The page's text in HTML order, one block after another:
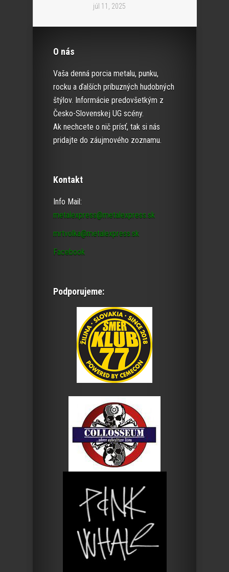
júl 11, 2025
O nás
Vaša denná porcia metalu, punku,
rocku a ďalších príbuzných hudobných
štýlov. Informácie predovšetkým z
Česko-Slovenskej UG scény.
Ak nechcete o nič prísť, tak si nás
pridajte do záujmového zoznamu.
Kontakt
Info Mail:
metalexpress@metalexpress.sk
mrtvolka@metalexpress.sk
Facebook
Podporujeme: